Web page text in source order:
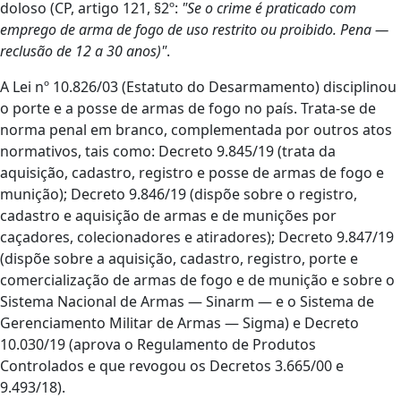
doloso (CP, artigo 121, §2º: "Se o crime é praticado com
emprego de arma de fogo de uso restrito ou proibido. Pena —
reclusão de 12 a 30 anos)".
A Lei nº 10.826/03 (Estatuto do Desarmamento) disciplinou
o porte e a posse de armas de fogo no país. Trata-se de
norma penal em branco, complementada por outros atos
normativos, tais como: Decreto 9.845/19 (trata da
aquisição, cadastro, registro e posse de armas de fogo e
munição); Decreto 9.846/19 (dispõe sobre o registro,
cadastro e aquisição de armas e de munições por
caçadores, colecionadores e atiradores); Decreto 9.847/19
(dispõe sobre a aquisição, cadastro, registro, porte e
comercialização de armas de fogo e de munição e sobre o
Sistema Nacional de Armas — Sinarm — e o Sistema de
Gerenciamento Militar de Armas — Sigma) e Decreto
10.030/19 (aprova o Regulamento de Produtos
Controlados e que revogou os Decretos 3.665/00 e
9.493/18).